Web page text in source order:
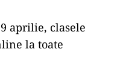
aprilie, clasele
la toate